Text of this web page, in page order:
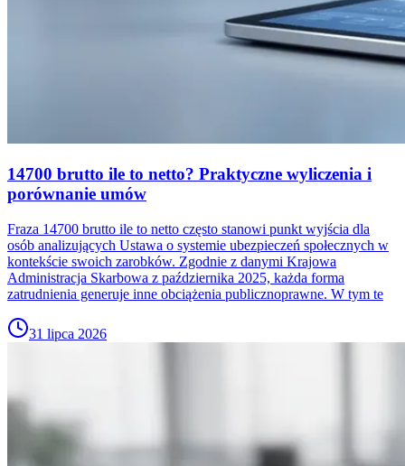
14700 brutto ile to netto? Praktyczne wyliczenia i
porównanie umów
Fraza 14700 brutto ile to netto często stanowi punkt wyjścia dla
osób analizujących Ustawa o systemie ubezpieczeń społecznych w
kontekście swoich zarobków. Zgodnie z danymi Krajowa
Administracja Skarbowa z października 2025, każda forma
zatrudnienia generuje inne obciążenia publicznoprawne. W tym te
31 lipca 2026